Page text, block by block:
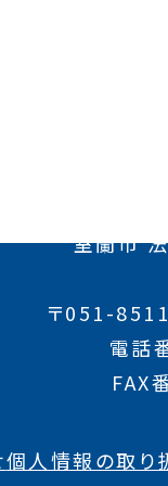
室蘭市
〒051-8511
電話
FAX
個人情報の取り